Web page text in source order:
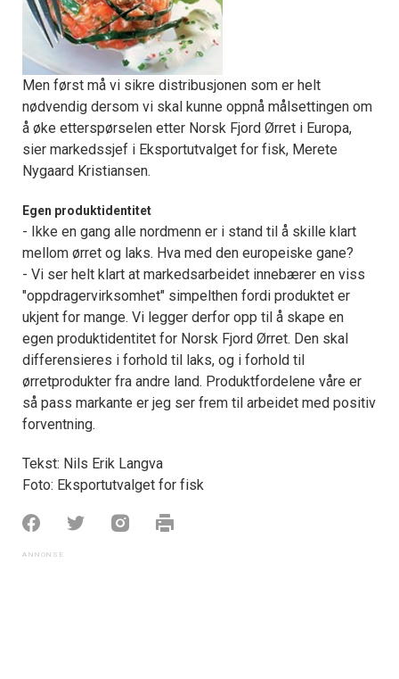
Men først må vi sikre distribusjonen som er helt
nødvendig dersom vi skal kunne oppnå målsettingen om
å øke etterspørselen etter Norsk Fjord Ørret i Europa,
sier markedssjef i Eksportutvalget for fisk, Merete
Nygaard Kristiansen.
Egen produktidentitet
- Ikke en gang alle nordmenn er i stand til å skille klart
mellom ørret og laks. Hva med den europeiske gane?
- Vi ser helt klart at markedsarbeidet innebærer en viss
"oppdragervirksomhet" simpelthen fordi produktet er
ukjent for mange. Vi legger derfor opp til å skape en
egen produktidentitet for Norsk Fjord Ørret. Den skal
differensieres i forhold til laks, og i forhold til
ørretprodukter fra andre land. Produktfordelene våre er
så pass markante er jeg ser frem til arbeidet med positiv
forventning.
Tekst: Nils Erik Langva
Foto: Eksportutvalget for fisk